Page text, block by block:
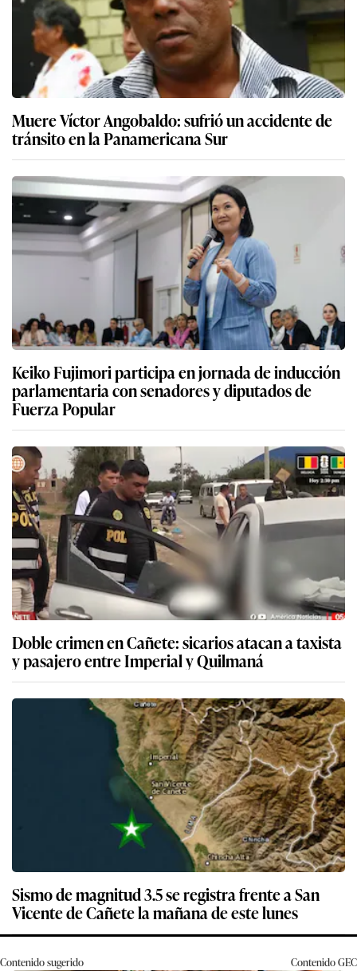
Muere Víctor Angobaldo: sufrió un accidente de
tránsito en la Panamericana Sur
Keiko Fujimori participa en jornada de inducción
parlamentaria con senadores y diputados de
Fuerza Popular
Doble crimen en Cañete: sicarios atacan a taxista
y pasajero entre Imperial y Quilmaná
Sismo de magnitud 3.5 se registra frente a San
Vicente de Cañete la mañana de este lunes
Contenido sugerido ContenidoGEC